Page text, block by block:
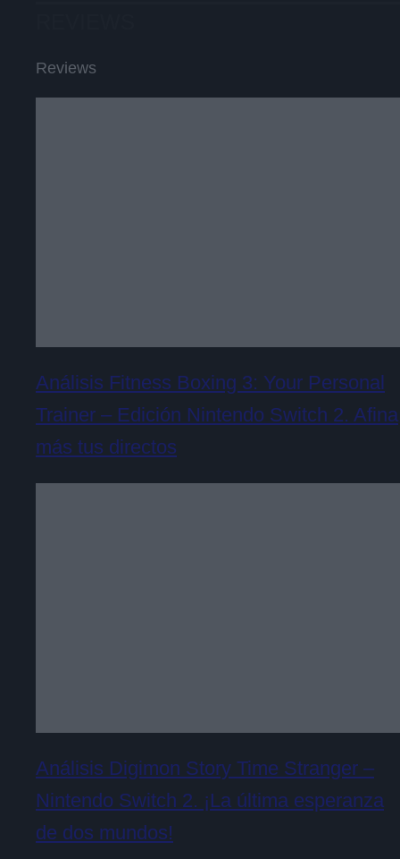
Reviews
Análisis Fitness Boxing 3: Your Personal
Trainer – Edición Nintendo Switch 2. Afina
más tus directos
Análisis Digimon Story Time Stranger –
Nintendo Switch 2. ¡La última esperanza
de dos mundos!